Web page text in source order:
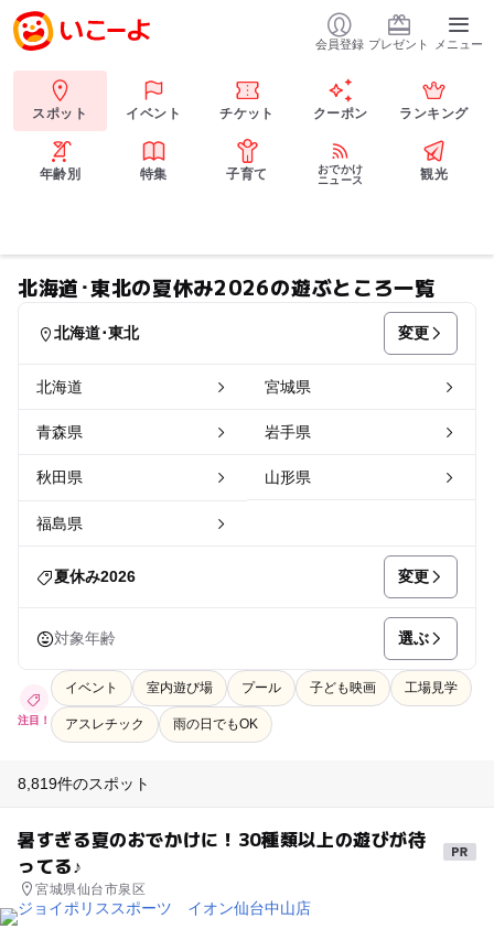
会員登録 プレゼント メニュー
スポット イベント チケット クーポン ランキング
年齢別 特集 子育て
おでかけ
ニュース
観光
北海道･東北の夏休み2026の遊ぶところ一覧
北海道･東北 変更
北海道 宮城県
青森県 岩手県
秋田県 山形県
福島県
夏休み2026 変更
対象年齢 選ぶ
注目！
イベント 室内遊び場 プール 子ども映画 工場見学
アスレチック 雨の日でもOK
8,819件のスポット
暑すぎる夏のおでかけに！30種類以上の遊びが待
ってる♪
宮城県仙台市泉区